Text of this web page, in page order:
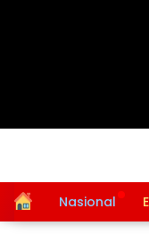
HomeNasional